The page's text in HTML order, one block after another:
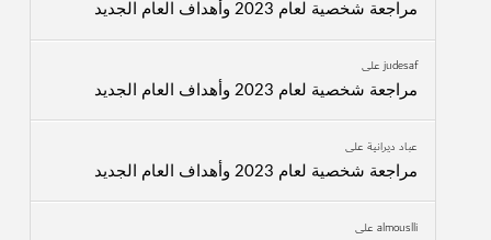
مراجعة شخصية لعام 2023 وأهداف العام الجديد
judesafعلى
مراجعة شخصية لعام 2023 وأهداف العام الجديد
عباد ديرانيةعلى
مراجعة شخصية لعام 2023 وأهداف العام الجديد
almouslliعلى